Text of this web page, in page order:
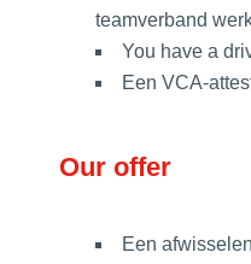
teamverband
You have a
Een VCA-
Our offer
Een